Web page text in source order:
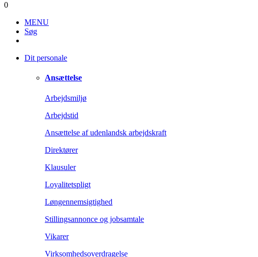
0
MENU
Søg
Dit personale
Ansættelse
Arbejdsmiljø
Arbejdstid
Ansættelse af udenlandsk arbejdskraft
Direktører
Klausuler
Loyalitetspligt
Løngennemsigtighed
Stillingsannonce og jobsamtale
Vikarer
Virksomhedsoverdragelse